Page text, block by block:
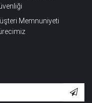
Memnuniyeti